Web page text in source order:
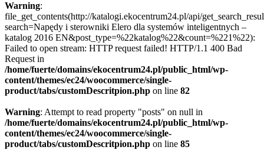
Warning:
file_get_contents(http://katalogi.ekocentrum24.pl/api/
search=Napędy i sterowniki Elero dla systemów inteligentnych –
katalog 2016 EN&post_type=%22katalog%22&count=%221%22):
Failed to open stream: HTTP request failed! HTTP/1.1 400 Bad
Request in
/home/fuerte/domains/ekocentrum24.pl/public_html/wp-
content/themes/ec24/woocommerce/single-
product/tabs/customDescritpion.php on line 82
Warning: Attempt to read property "posts" on null in
/home/fuerte/domains/ekocentrum24.pl/public_html/wp-
content/themes/ec24/woocommerce/single-
product/tabs/customDescritpion.php on line 85